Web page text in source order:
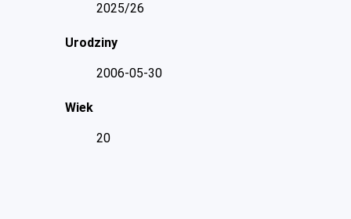
2025/26
Urodziny
2006-05-30
Wiek
20